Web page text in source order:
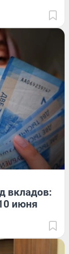
вкладов:
июня